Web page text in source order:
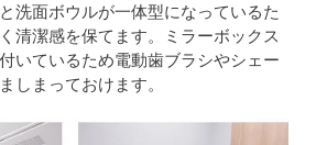
洗面ボウルが一体型になっているた
清潔感を保てます。ミラーボックス
いているため電動歯ブラシやシェー
しまっておけます。